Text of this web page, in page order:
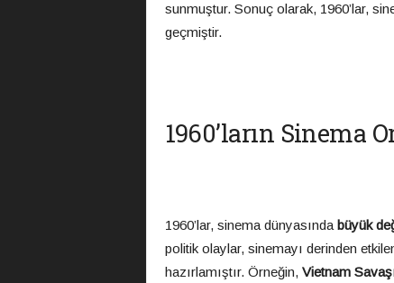
sunmuştur. Sonuç olarak, 1960’lar,
geçmiştir.
1960’ların Sinema
1960’lar, sinema dünyasında büyük
politik olaylar, sinemayı derinden
hazırlamıştır. Örneğin, Vietnam